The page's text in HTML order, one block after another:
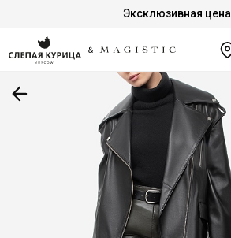
Эксклюзивная цена